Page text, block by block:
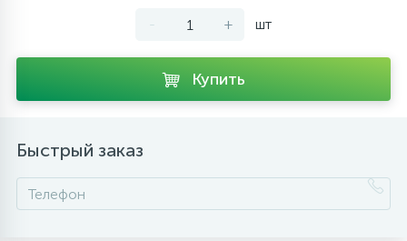
Напольные смесители
- + шт
Купить
Быстрый заказ